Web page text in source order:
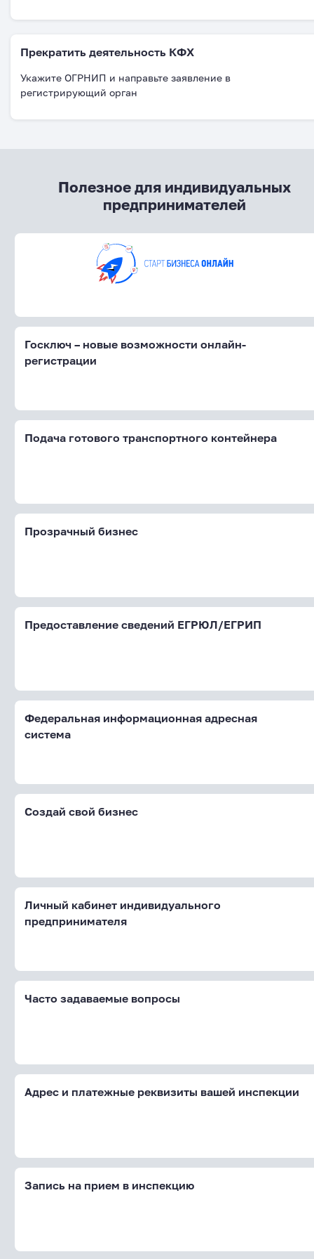
Прекратить деятельность КФХ
Укажите ОГРНИП и направьте заявление в
регистрирующий орган
Полезное для индивидуальных
предпринимателей
Госключ – новые возможности онлайн-
регистрации
Подача готового транспортного контейнера
Прозрачный бизнес
Предоставление сведений ЕГРЮЛ/ЕГРИП
Федеральная информационная адресная
система
Создай свой бизнес
Личный кабинет индивидуального
предпринимателя
Часто задаваемые вопросы
Адрес и платежные реквизиты вашей инспекции
Запись на прием в инспекцию